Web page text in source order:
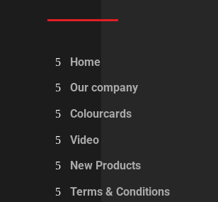
Home
Our company
Colourcards
Video
New Products
Terms & Conditions